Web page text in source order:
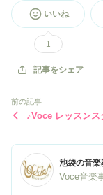
いいね
1
記事をシェア
前の記事
♪Voce レッスンス
Voce音楽